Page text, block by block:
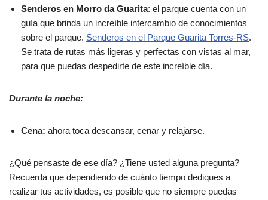
Senderos en Morro da Guarita: el parque cuenta con un
guía que brinda un increíble intercambio de conocimientos
sobre el parque. Senderos en el Parque Guarita Torres-RS.
Se trata de rutas más ligeras y perfectas con vistas al mar,
para que puedas despedirte de este increíble día.
Durante la noche:
Cena: ahora toca descansar, cenar y relajarse.
¿Qué pensaste de ese día? ¿Tiene usted alguna pregunta?
Recuerda que dependiendo de cuánto tiempo dediques a
realizar tus actividades, es posible que no siempre puedas